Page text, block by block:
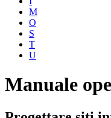
M
O
S
T
U
Manuale